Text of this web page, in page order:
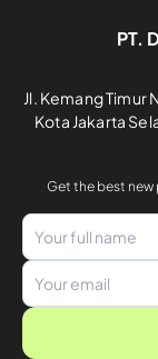
PT.
Jl. Kemang Timur
Kota Jakarta
Get the best new